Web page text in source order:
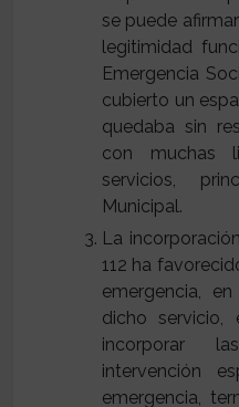
se puede
legitimidad
Emergencia
cubierto un
quedaba sin
con muchas
servicios,
Municipal.
La
112 ha
emergencia,
dicho servicio,
incorporar
intervención
emergencia,